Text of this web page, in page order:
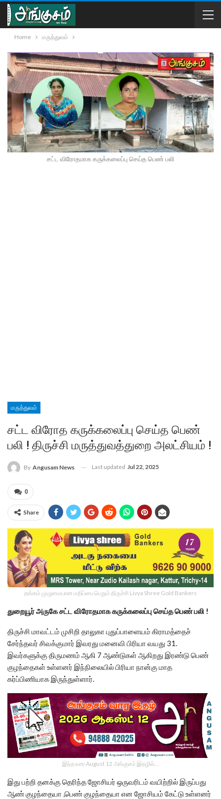
Home மருத்துவம்
சட்ட விரோதமாக கருக்கலைப்பு செய்த பெண் பலி
மருத்துவம்
சட்ட விரோத கருக்கலைப்பு செய்த பெண்
பலி ! திருச்சி மருத்துவத்துறை அலட்சியம் !
By Angusam News Last updated Jul 22, 2025
0
Share
தங்கம் முழுமையான மதிப்பை பெறும் திருச்சி Livya Shree Gold Bankers
துறையூர் அருகே சட்ட விரோதமாக கருக்கலைப்பு செய்த பெண் பலி !
திருச்சி மாவட்டம் முசிறி தாலுகா புதுப்பாளையம் கிராமத்தைச்
சேர்ந்தவர் சிவக்குமார் இவரது மனைவி பிரியா வயது 31.
இவர்களுக்கு திருமணம் ஆகி 7 ஆண்டுகள் ஆகிறது இரண்டு பெண்
குழந்தைகள் உள்ளனர் இந்நிலையில் பிரியா நான்கு மாத
கர்ப்பிணியாக இருந்துள்ளார்.
இந்த வார August 12 அங்குசம் இதழில்…
இது பற்றி தனக்கு தெரிந்த ஜோசியர் ஒருவரிடம் வயிற்றில் இருப்பது
ஆண் குழந்தையா ,பெண் குழந்தையா என ஜோசியம் கேட்டு உள்ளனர்